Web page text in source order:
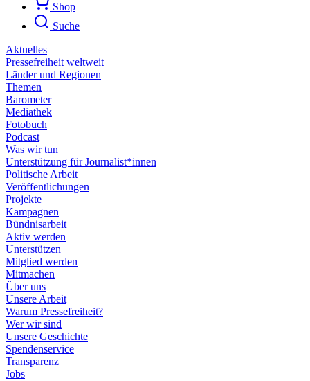
Shop
Suche
Aktuelles
Pressefreiheit weltweit
Länder und Regionen
Themen
Barometer
Mediathek
Fotobuch
Podcast
Was wir tun
Unterstützung für Journalist*innen
Politische Arbeit
Veröffentlichungen
Projekte
Kampagnen
Bündnisarbeit
Aktiv werden
Unterstützen
Mitglied werden
Mitmachen
Über uns
Unsere Arbeit
Warum Pressefreiheit?
Wer wir sind
Unsere Geschichte
Spendenservice
Transparenz
Jobs